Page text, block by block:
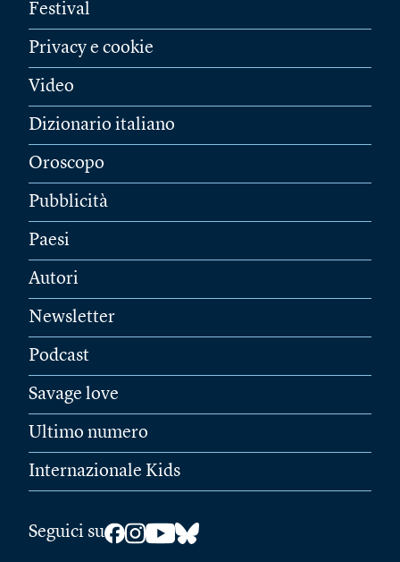
Festival
Privacy e cookie
Video
Dizionario italiano
Oroscopo
Pubblicità
Paesi
Autori
Newsletter
Podcast
Savage love
Ultimo numero
Internazionale Kids
Seguici su